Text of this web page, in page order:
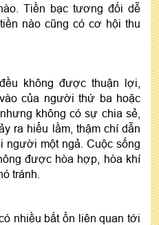
Tiền bạc tương đối dễ
nào cũng có cơ hội thu
không được thuận lợi,
của người thứ ba hoặc
không có sự chia sẻ,
ra hiểu lầm, thậm chí dẫn
người một ngả. Cuộc sống
được hòa hợp, hòa khí
tránh.
nhiều bất ổn liên quan tới